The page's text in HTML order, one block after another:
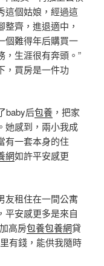
這個姑娘，經過這
齊，進退適中，
個難得年后購買一
，生涯很有奔頭。”
，買房是一件功
baby后包養 ，把家
她感到，兩小我成
有一套本身的住
網如許平安感更
租住在一間公寓
平安感更多是來自
高房包養包養網貸
有錢，能供我隨時